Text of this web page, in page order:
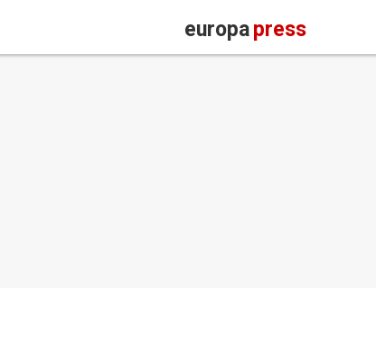
europapress